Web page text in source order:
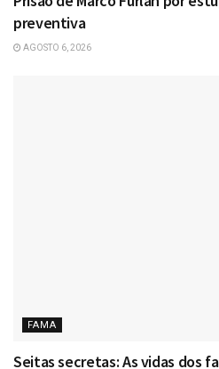
preventiva
AGOSTO 6, 2026
FAMA
Seitas secretas: As vidas dos